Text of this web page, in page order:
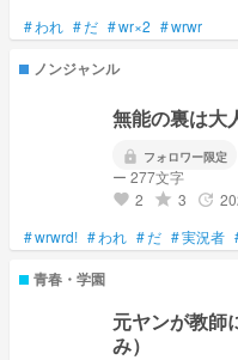
#われ #だ #wr×2 #wrwr
ノンジャンル
無能の裏は大
lock フォロワー限定
ー 277文字
favorite 2 grade 3 update
#wrwrd! #われ #だ #実況者
青春・学園
元ヤンが教師
み）